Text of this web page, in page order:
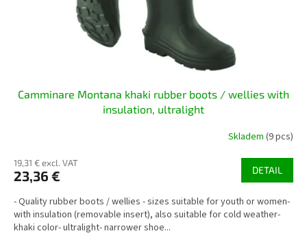
Camminare Montana khaki rubber boots / wellies with
insulation, ultralight
Skladem (9 pcs)
19,31 € excl. VAT
23,36 € DETAIL
- Quality rubber boots / wellies - sizes suitable for youth or women-
with insulation (removable insert), also suitable for cold weather-
khaki color- ultralight- narrower shoe...